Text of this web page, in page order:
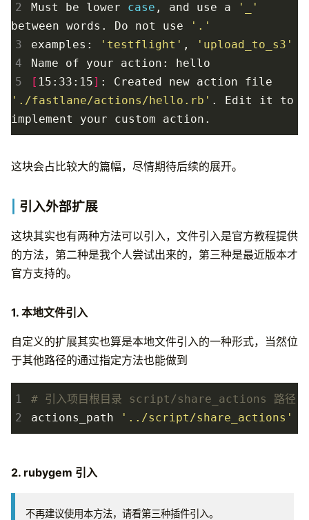
2
Must be lower case , and use a
'_'
between words. Do not use
'.'
3
examples: 'testflight' ,
'upload_to_s3'
4
5
[ 15:33:15]
'./fastlane/actions/hello.rb' . Edit it to
这块会占比较大的篇幅，尽情期待后续的展开。
引入外部扩展
这块其实也有两种方法可以引入，文件引入是官方教程提供
的方法，第二种是我个人尝试出来的，第三种是最近版本才
官方支持的。
1. 本地文件引入
自定义的扩展其实也算是本地文件引入的一种形式，当然位
于其他路径的通过指定方法也能做到
1
# 引入项目根目录 script/share_actions 路径
2
actions_path '../script/share_actions'
2. rubygem 引入
不再建议使用本方法，请看第三种插件引入。